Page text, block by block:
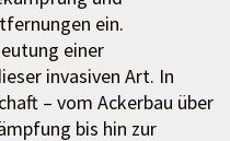
ein.
einer
invasiven Art. In
– vom Ackerbau über
bis hin zur